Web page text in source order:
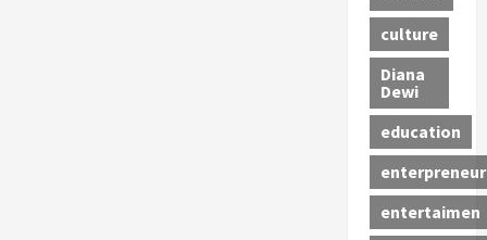
culture
Diana
Dewi
education
enterpreneur
entertaimen